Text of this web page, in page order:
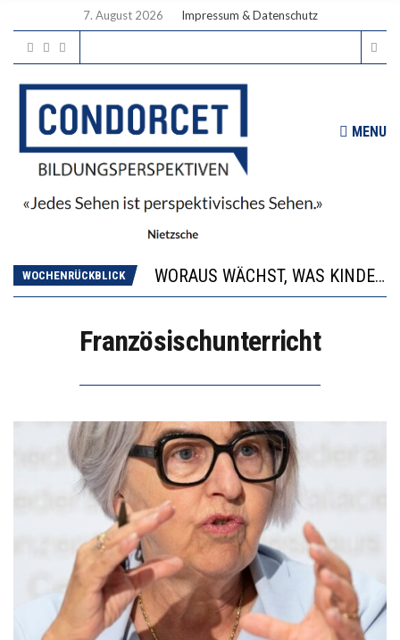
7. August 2026 Impressum & Datenschutz
MENU
WOCHENRÜCKBLICK
“WIR BEOBACHTEN EINEN REGELRECHTEN STURZFLUG BEI DEN LERNLEISTUNGEN”
DIE VERSTÄRKTE HARMONISIERUNG IM SCHULWESEN VERRINGERT DAS INNOVATIONSPOTENZIAL
Französischunterricht